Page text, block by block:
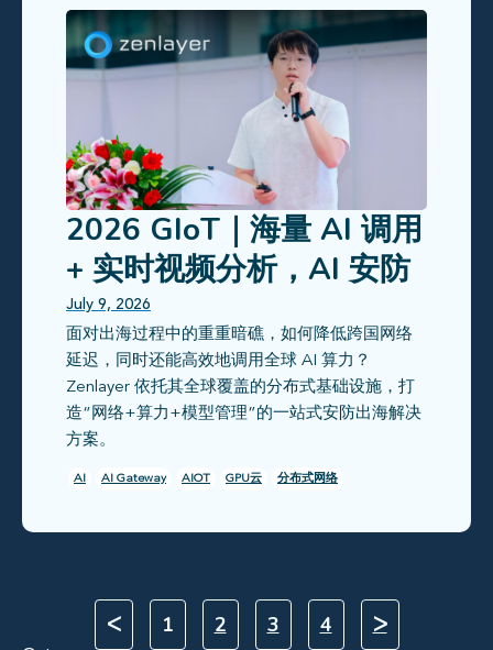
2026 GIoT｜海量 AI 调用
+ 实时视频分析，AI 安防
出海如何稳稳不掉线？
July 9, 2026
面对出海过程中的重重暗礁，如何降低跨国网络
延迟，同时还能高效地调用全球 AI 算力？
Zenlayer 依托其全球覆盖的分布式基础设施，打
造“网络+算力+模型管理”的一站式安防出海解决
方案。
AI AI Gateway AIOT GPU云 分布式网络
ᐸ 1 2 3 4
ᐳ